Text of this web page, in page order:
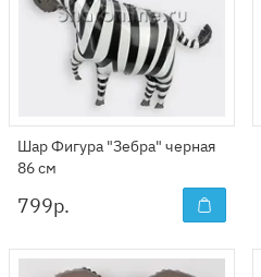
Шар Фигура "Зебра" черная
86 см
799р.